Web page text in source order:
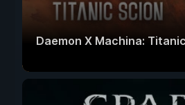
Daemon X Machina: